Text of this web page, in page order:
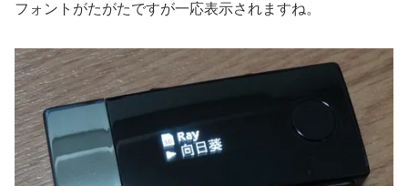
フォントがたがたですが一応表示されますね。